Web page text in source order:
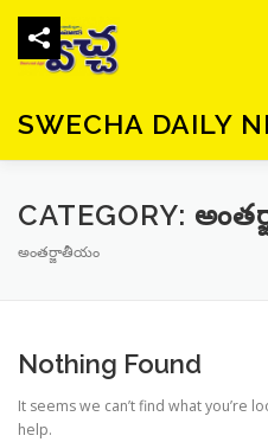
content
SWECHA DAILY
CATEGORY:
అంతర్జాతీయం
Nothing Found
It seems we can’t find what you’re
help.